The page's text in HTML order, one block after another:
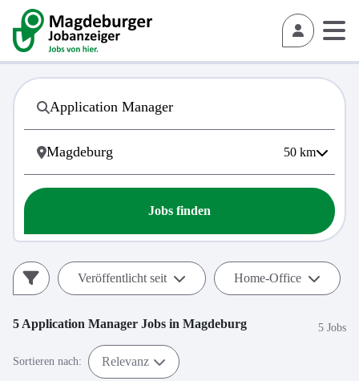
50 km
Jobs finden
Veröffentlicht seit Home-Office
5 Application Manager Jobs in Magdeburg 5 Jobs
Sortieren nach: Relevanz